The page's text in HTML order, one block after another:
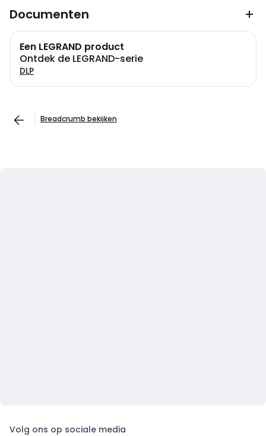
Documenten
Een LEGRAND product
Ontdek de LEGRAND-serie
DLP
Breadcrumb bekijken
Volg ons op sociale media